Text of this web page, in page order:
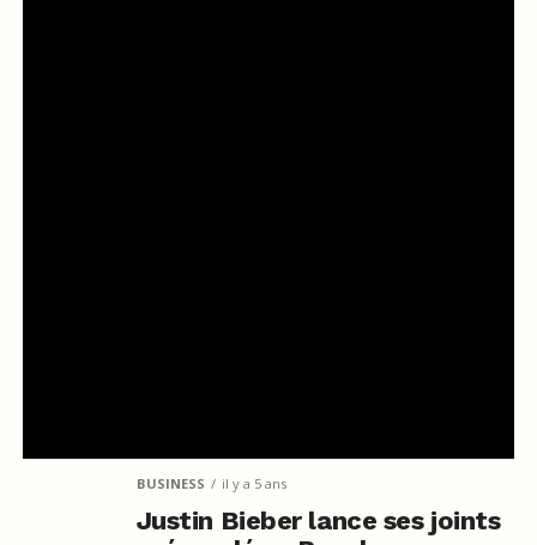
BUSINESS il y a 5 ans
Justin Bieber lance ses joints